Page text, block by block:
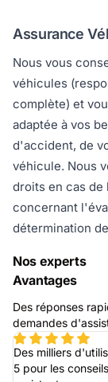
Assurance
Nous vous
véhicules
complète) et
adaptée à vos
d'accident, de
véhicule. Nous
droits en cas de
concernant
détermination
Nos experts
Avantages
Des réponses
demandes
Des milliers
5 pour les